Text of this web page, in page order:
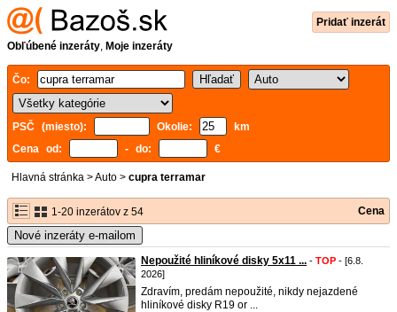
Pridať inzerát
Obľúbené inzeráty, Moje inzeráty
Čo:
PSČ (miesto): Okolie:
km
Cena od:
- do: €
Hlavná stránka >Auto > cupra terramar
1-20 inzerátov z 54 Cena
Nové inzeráty e-mailom
Nepoužité hliníkové disky 5x11 ... - TOP - [6.8.
2026]
Zdravím, predám nepoužité, nikdy nejazdené
hliníkové disky R19 or ...